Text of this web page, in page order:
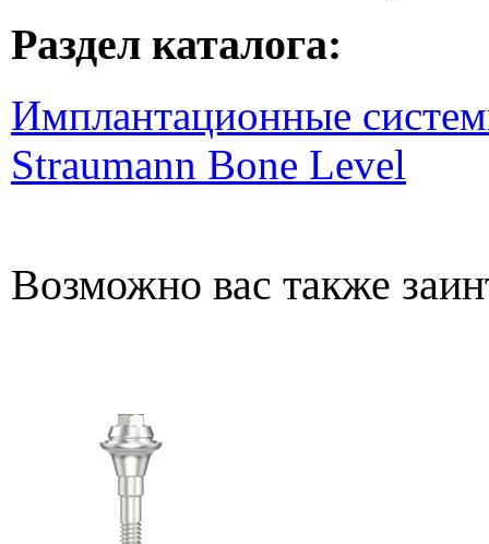
Раздел каталога:
Имплантационные
Straumann Bone Level
Возможно вас также